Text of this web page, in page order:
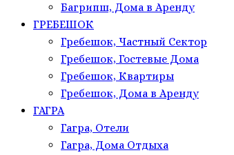
Багрипш, Дома в Аренду
ГРЕБЕШОК
Гребешок, Частный Сектор
Гребешок, Гостевые Дома
Гребешок, Квартиры
Гребешок, Дома в Аренду
ГАГРА
Гагра, Отели
Гагра, Дома Отдыха